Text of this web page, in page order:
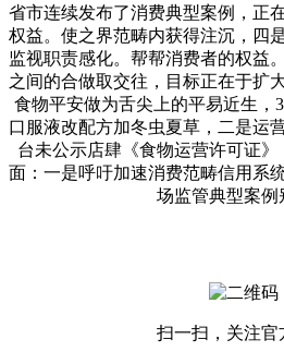
省市连续发布了消费典型案例，正
权益。使之界范畴内获得注沉，四
监视职责感化。帮帮消费者的权益
之间的合做取交往，目标正在于扩
食物平安做为舌尖上的平易近生，
口服液改配方加冬虫夏草，二是运
台未公示店肆《食物运营许可证
面：一是呼吁加速消费范畴信用系
场监管典型案例
扫一扫，关注官